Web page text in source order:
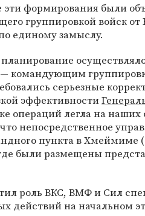
эти формирования были
группировкой войск
единому замыслу.
командующим
серьезные
эффективности
операций легла на
непосредственное
пункта в Хмеймиме
были размещены
роль ВКС, ВМФ и Сил
действий на начальном